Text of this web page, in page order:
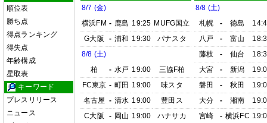
順位表
勝ち点
得点ランキング
得失点
年齢構成
星取表
キーワード
プレスリリース
ニュース
8/7 (金)
横浜FM - 鹿島 19:25 MUFG国立
G大阪
- 浦和 19:30
パナスタ
8/8 (土)
柏
- 水戸 19:00
三協F柏
FC東京 - 町田 19:00
味スタ
名古屋 - 清水 19:00
豊田ス
C大阪
- 岡山 19:00
ハナサカ
8/8 (土)
札幌
- 徳島
八戸
- 富山
藤枝
- 仙台
大宮
- 新潟
磐田
- 秋田
大分
- 湘南
宮崎
- 横浜FC